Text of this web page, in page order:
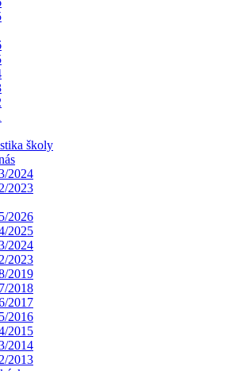
školy
2024
2023
2026
2025
2024
2023
2019
2018
2017
2016
2015
2014
2013